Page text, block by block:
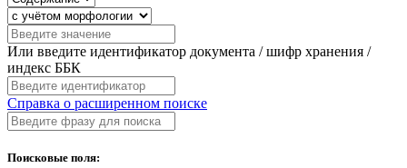
Или введите идентификатор документа / шифр хранения /
индекс ББК
Справка о расширенном поиске
Поисковые поля: